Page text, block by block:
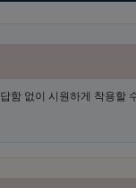
함 없이 시원하게 착용할